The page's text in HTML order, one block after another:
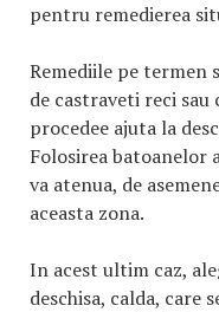
pentru remedierea
Remediile pe
de castraveti reci sau
procedee ajuta la
Folosirea batoanelor
va atenua, de
aceasta zona.
In acest ultim caz,
deschisa, calda, care